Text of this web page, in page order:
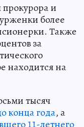
прокурора и
более
Также
за
находится на
тысяч
конца года, а
11-летнего